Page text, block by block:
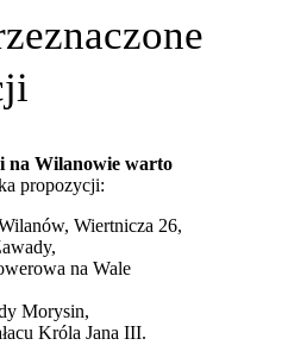
na Wilanowie warto
propozycji:
Wiertnicza 26,
na Wale
Morysin,
Króla Jana III.